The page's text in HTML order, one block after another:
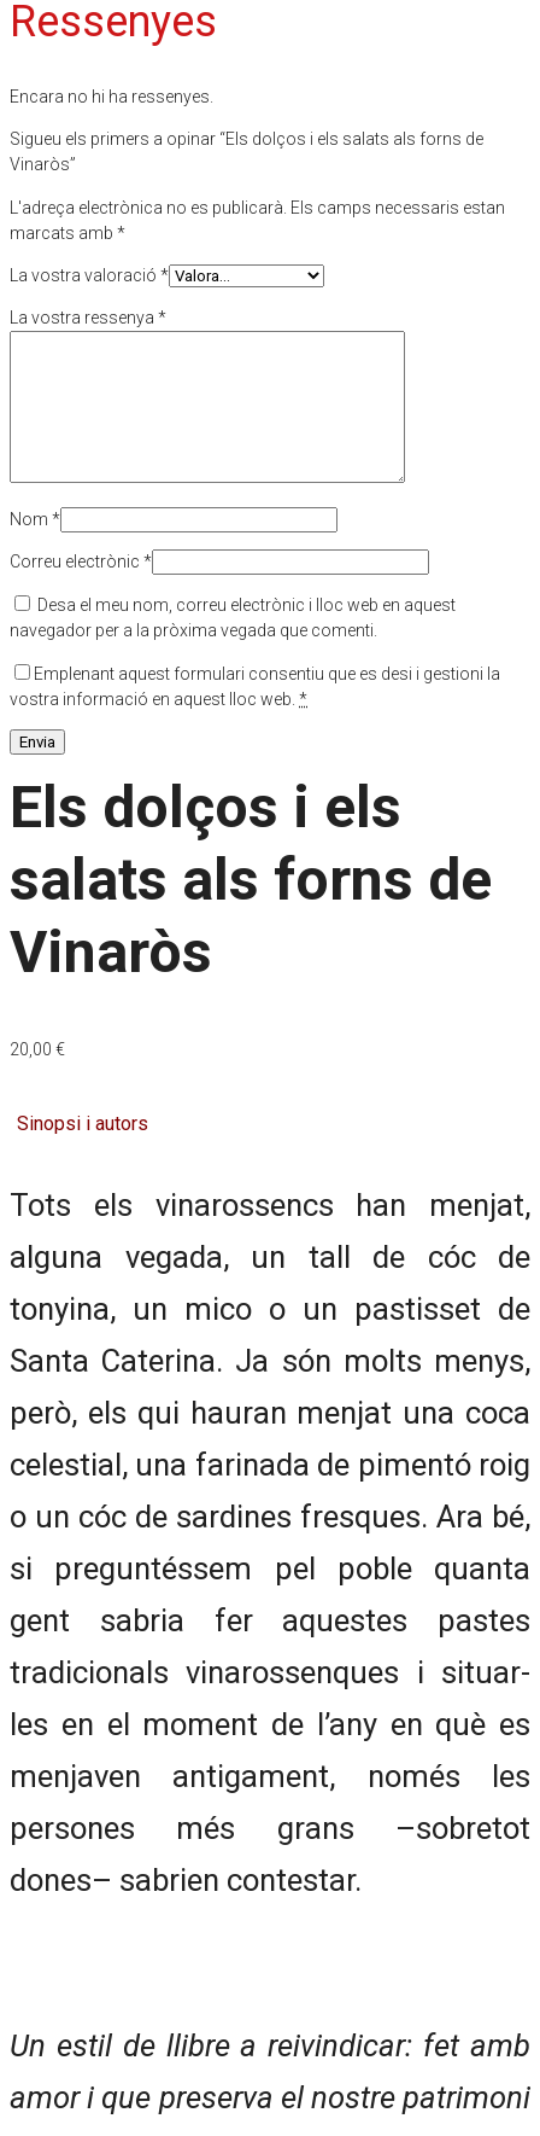
Ressenyes
Encara no hi ha ressenyes.
Sigueu els primers a opinar “Els dolços i els salats als forns de
Vinaròs”
L'adreça electrònica no es publicarà. Els camps necessaris estan
marcats amb *
La vostra valoració *
La vostra ressenya *
Nom *
Correu electrònic *
Desa el meu nom, correu electrònic i lloc web en aquest
navegador per a la pròxima vegada que comenti.
Emplenant aquest formulari consentiu que es desi i gestioni la
vostra informació en aquest lloc web. *
Els dolços i els
salats als forns de
Vinaròs
20,00 €
Sinopsi i autors
Tots els vinarossencs han menjat,
alguna vegada, un tall de cóc de
tonyina, un mico o un pastisset de
Santa Caterina. Ja són molts menys,
però, els qui hauran menjat una coca
celestial, una farinada de pimentó roig
o un cóc de sardines fresques. Ara bé,
si preguntéssem pel poble quanta
gent sabria fer aquestes pastes
tradicionals vinarossenques i situar-
les en el moment de l’any en què es
menjaven antigament, només les
persones més grans –sobretot
dones– sabrien contestar.
Un estil de llibre a reivindicar: fet amb
amor i que preserva el nostre patrimoni